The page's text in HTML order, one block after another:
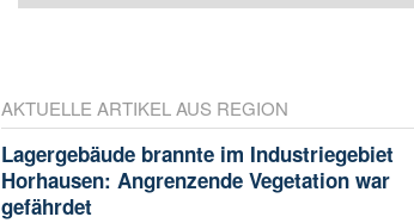
AKTUELLE ARTIKEL AUS REGION
Lagergebäude brannte im Industriegebiet
Horhausen: Angrenzende Vegetation war
gefährdet